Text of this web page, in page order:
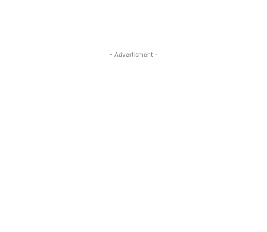
- Advertisment -